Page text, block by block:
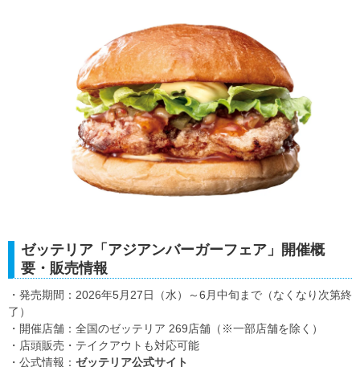
ゼッテリア「アジアンバーガーフェア」開催概
要・販売情報
・発売期間：2026年5月27日（水）～6月中旬まで（なくなり次第終
了）
・開催店舗：全国のゼッテリア 269店舗（※一部店舗を除く）
・店頭販売・テイクアウトも対応可能
・公式情報： ゼッテリア公式サイト